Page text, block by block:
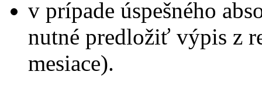
v prípade úspešného
nutné predložiť výpis z
mesiace).